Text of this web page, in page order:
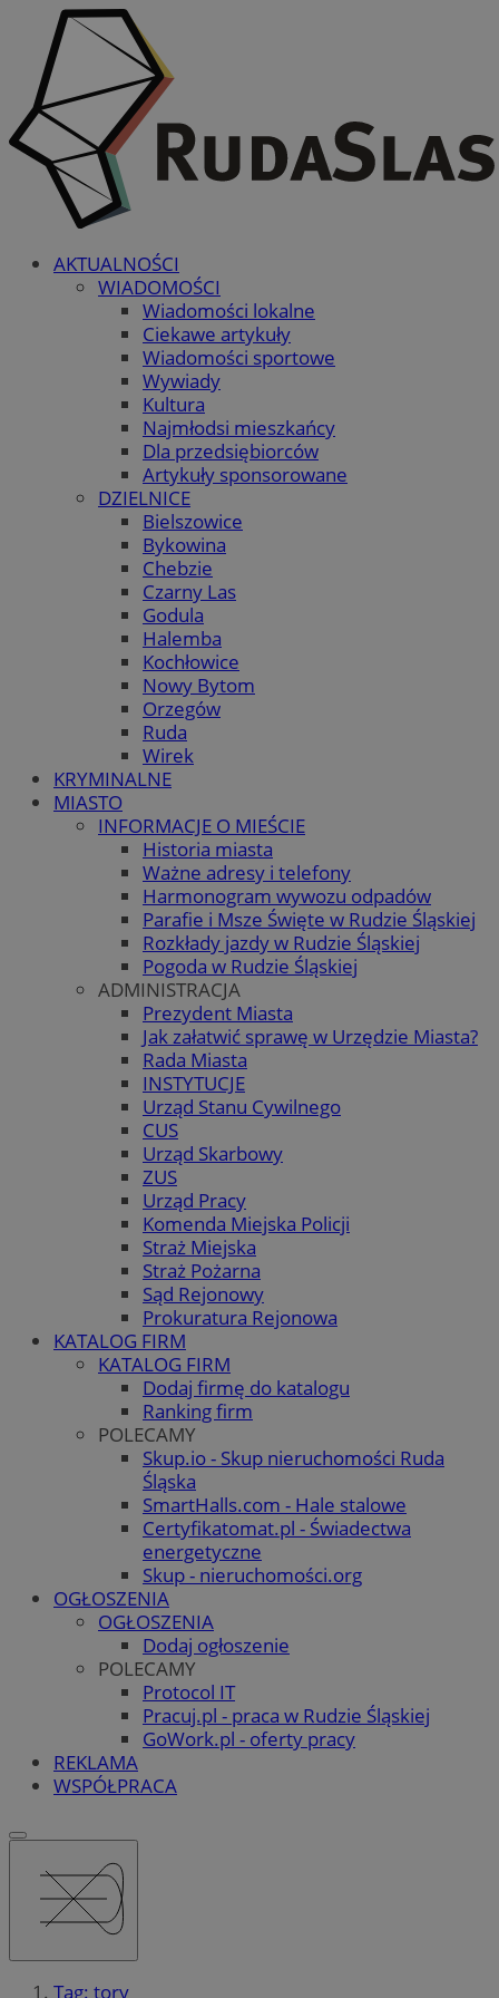
AKTUALNOŚCI
WIADOMOŚCI
Wiadomości lokalne
Ciekawe artykuły
Wiadomości sportowe
Wywiady
Kultura
Najmłodsi mieszkańcy
Dla przedsiębiorców
Artykuły sponsorowane
DZIELNICE
Bielszowice
Bykowina
Chebzie
Czarny Las
Godula
Halemba
Kochłowice
Nowy Bytom
Orzegów
Ruda
Wirek
KRYMINALNE
MIASTO
INFORMACJE O MIEŚCIE
Historia miasta
Ważne adresy i telefony
Harmonogram wywozu odpadów
Parafie i Msze Święte w Rudzie Śląskiej
Rozkłady jazdy w Rudzie Śląskiej
Pogoda w Rudzie Śląskiej
ADMINISTRACJA
Prezydent Miasta
Jak załatwić sprawę w Urzędzie Miasta?
Rada Miasta
INSTYTUCJE
Urząd Stanu Cywilnego
CUS
Urząd Skarbowy
ZUS
Urząd Pracy
Komenda Miejska Policji
Straż Miejska
Straż Pożarna
Sąd Rejonowy
Prokuratura Rejonowa
KATALOG FIRM
KATALOG FIRM
Dodaj firmę do katalogu
Ranking firm
POLECAMY
Skup.io - Skup nieruchomości Ruda
Śląska
SmartHalls.com - Hale stalowe
Certyfikatomat.pl - Świadectwa
energetyczne
Skup - nieruchomości.org
OGŁOSZENIA
OGŁOSZENIA
Dodaj ogłoszenie
POLECAMY
Protocol IT
Pracuj.pl - praca w Rudzie Śląskiej
GoWork.pl - oferty pracy
REKLAMA
WSPÓŁPRACA
Tag: tory